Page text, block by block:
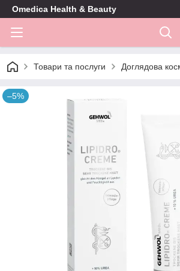
Omedica Health & Beauty
Товари та послуги Доглядова
–5%